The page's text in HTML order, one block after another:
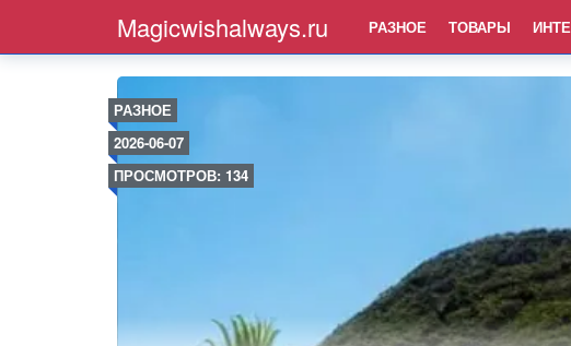
Magicwishalways.ru РАЗНОЕ ТОВАРЫ
РАЗНОЕ
2026-06-07
ПРОСМОТРОВ: 134